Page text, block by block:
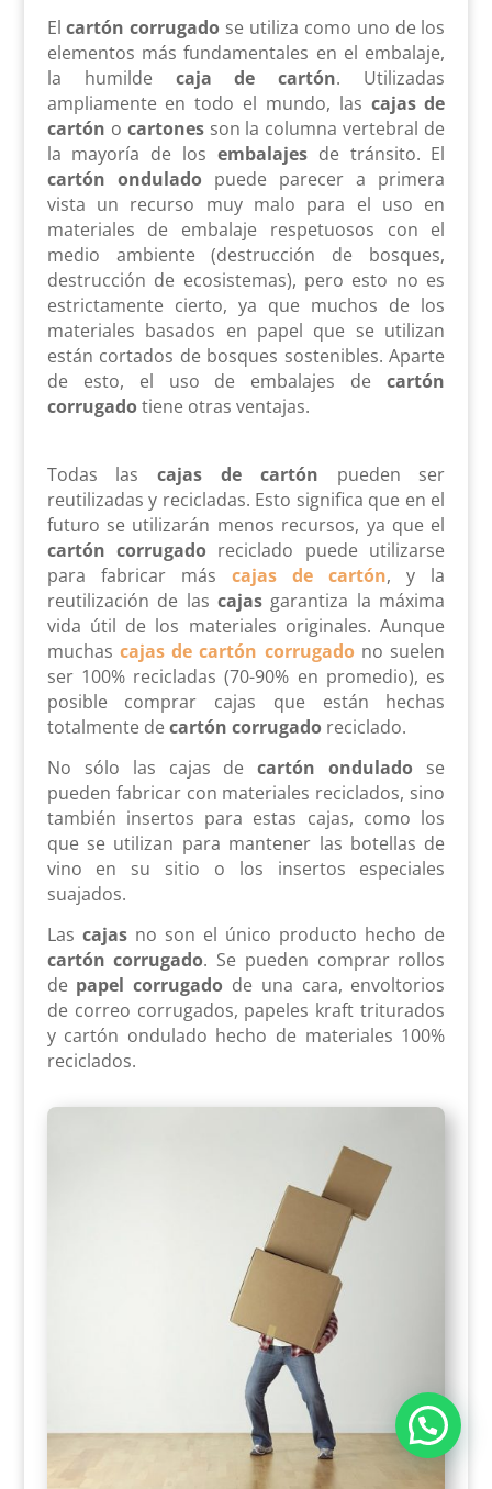
Elcartón corrugado se utiliza como uno de los
elementos más fundamentales en el embalaje,
la humilde caja de cartón. Utilizadas
ampliamente en todo el mundo, las cajas de
cartón o cartonesson la columna vertebral de
la mayoría de los embalajesde tránsito. El
cartón onduladopuede parecer a primera
vista un recurso muy malo para el uso en
materiales de embalaje respetuosos con el
medio ambiente (destrucción de bosques,
destrucción de ecosistemas), pero esto no es
estrictamente cierto, ya que muchos de los
materiales basados en papel que se utilizan
están cortados de bosques sostenibles. Aparte
de esto, el uso de embalajes decartón
corrugadotiene otras ventajas.
Todas lascajas de cartón pueden ser
reutilizadas y recicladas. Esto significa que en el
futuro se utilizarán menos recursos, ya que el
cartón corrugado reciclado puede utilizarse
para fabricar más cajas de cartón, y la
reutilización de las cajas garantiza la máxima
vida útil de los materiales originales. Aunque
muchas cajas de cartón corrugadono suelen
ser 100% recicladas (70-90% en promedio), es
posible comprar cajas que están hechas
totalmente decartón corrugadoreciclado.
No sólo las cajas decartón ondulado se
pueden fabricar con materiales reciclados, sino
también insertos para estas cajas, como los
que se utilizan para mantener las botellas de
vino en su sitio o los insertos especiales
suajados.
Las cajasno son el único producto hecho de
cartón corrugado. Se pueden comprar rollos
de papel corrugado de una cara, envoltorios
de correo corrugados, papeles kraft triturados
y cartón ondulado hecho de materiales 100%
reciclados.